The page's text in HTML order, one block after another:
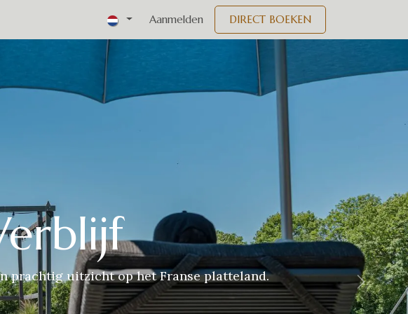
Evenementen Aanmelden DIRECT BOEKEN
prachtig uitzicht op het Franse platteland.